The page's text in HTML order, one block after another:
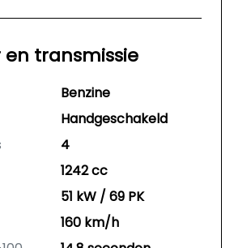
en transmissie
Benzine
Handgeschakeld
4
1242 cc
51 kW / 69 PK
160 km/h